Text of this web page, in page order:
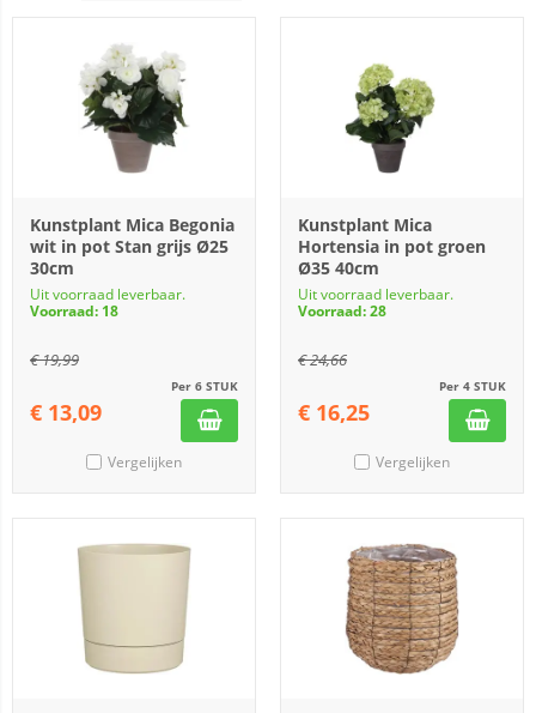
Kunstplant Mica Begonia
wit in pot Stan grijs Ø25
30cm
Uit voorraad leverbaar.
Voorraad: 18
€19,99
Per 6 STUK
€ 13,09
Vergelijken
Kunstplant Mica
Hortensia in pot groen
Ø35 40cm
Uit voorraad leverbaar.
Voorraad: 28
€24,66
Per 4 STUK
€ 16,25
Vergelijken